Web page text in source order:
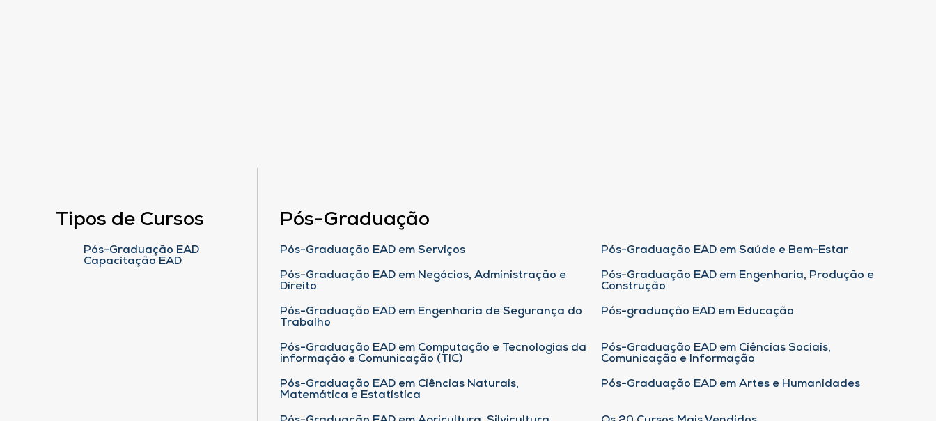
Tipos de Cursos
Pós-Graduação EAD
Capacitação EAD
Pós-Graduação
Pós-Graduação EAD em Serviços Pós-Graduação EAD em Saúde e Bem-Estar
Pós-Graduação EAD em Negócios, Administração e
Direito
Pós-Graduação EAD em Engenharia, Produção e
Construção
Pós-Graduação EAD em Engenharia de Segurança do
Trabalho
Pós-graduação EAD em Educação
Pós-Graduação EAD em Computação e Tecnologias da
informação e Comunicação (TIC)
Pós-Graduação EAD em Ciências Sociais,
Comunicação e Informação
Pós-Graduação EAD em Ciências Naturais,
Matemática e Estatística
Pós-Graduação EAD em Artes e Humanidades